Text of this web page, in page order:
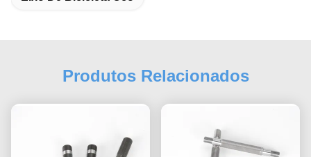
Produtos Relacionados